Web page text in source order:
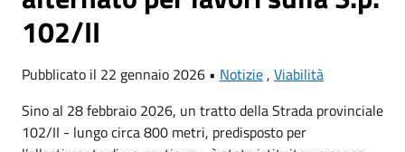
102/II
Pubblicato il 22 gennaio 2026 • Notizie, Viabilità
Sino al 28 febbraio 2026, un tratto della Strada provinciale
102/II - lungo circa 800 metri, predisposto per